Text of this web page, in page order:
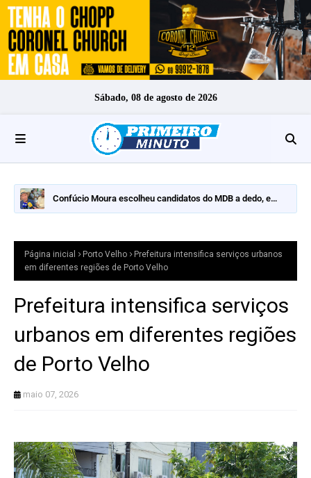
Sábado, 08 de agosto de 2026
Confúcio Moura escolheu candidatos do MDB a dedo, e
Página inicial Porto Velho
Prefeitura intensifica serviços urbanos
em diferentes regiões de Porto Velho
Prefeitura intensifica serviços
urbanos em diferentes regiões
de Porto Velho
maio 07, 2026